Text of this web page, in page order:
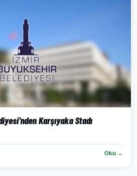
Karşıyaka Stadı
Oku →